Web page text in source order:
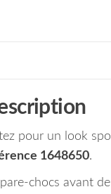
pour un look
1648650.
chocs avant